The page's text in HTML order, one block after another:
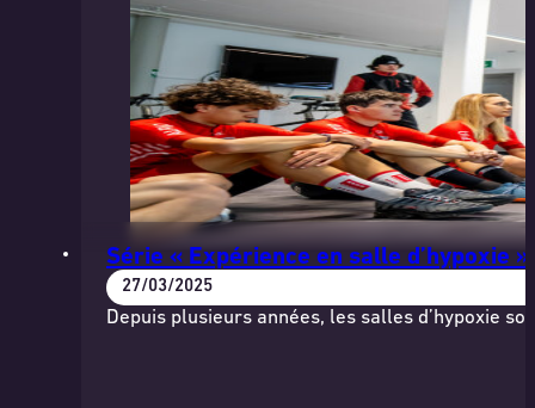
Série « Expérience en salle d’hypoxie
27/03/2025
Depuis plusieurs années, les salles d’hypoxie